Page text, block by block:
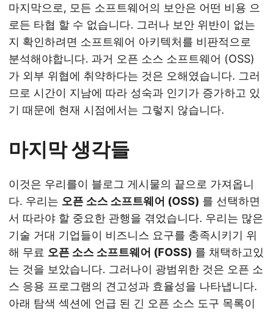
마지막으로, 모든 소프트웨어의 보안은 어떤 비용 으
로든 타협 할 수 없습니다. 그러나 보안 위반이 없는
지 확인하려면 소프트웨어 아키텍처를 비판적으로
분석해야합니다. 과거 오픈 소스 소프트웨어 (OSS)
가 외부 위협에 취약하다는 것은 오해였습니다. 그러
므로 시간이 지남에 따라 성숙과 인기가 증가하고 있
기 때문에 현재 시점에서는 그렇지 않습니다.
마지막 생각들
이것은 우리를이 블로그 게시물의 끝으로 가져옵니
다. 우리는 오픈 소스 소프트웨어 (OSS) 를 선택하면
서 따라야 할 중요한 관행을 겪었습니다. 우리는 많은
기술 거대 기업들이 비즈니스 요구를 충족시키기 위
해 무료 오픈 소스 소프트웨어 (FOSS) 를 채택하고있
는 것을 보았습니다. 그러나이 광범위한 것은 오픈 소
스 응용 프로그램의 견고성과 효율성을 나타냅니다.
아래 탐색 섹션에 언급 된 긴 오픈 소스 도구 목록이